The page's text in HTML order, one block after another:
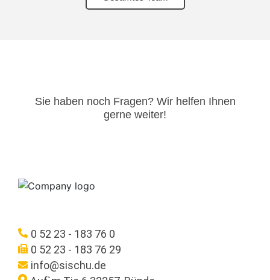
Sie haben noch Fragen? Wir helfen Ihnen
gerne weiter!​
0 52 23 - 183 76 0
0 52 23 - 183 76 29
info@sischu.de